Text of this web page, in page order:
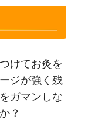
けてお灸を
ジが強く残
ガマンしな
？